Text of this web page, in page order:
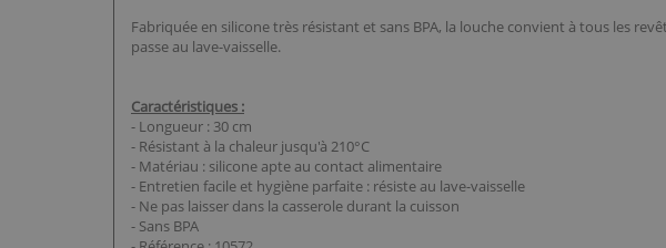
Fabriquée en silicone très résistant et sans BPA, la louche convient à tous les
passe au lave-vaisselle.
Caractéristiques :
- Longueur : 30 cm
- Résistant à la chaleur jusqu'à 210°C
- Matériau : silicone apte au contact alimentaire
- Entretien facile et hygiène parfaite : résiste au lave-vaisselle
- Ne pas laisser dans la casserole durant la cuisson
- Sans BPA